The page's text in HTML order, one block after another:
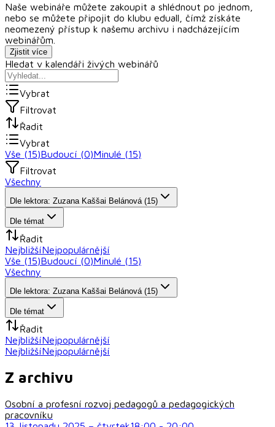
Naše webináře můžete zakoupit a shlédnout po jednom,
nebo se můžete připojit do klubu eduall , čímž získáte
neomezený přístup k našemu archivu i nadcházejícím
webinářům.
Zjistit více
Hledat v kalendáři živých webinářů
Vybrat
Filtrovat
Řadit
Vybrat
Vše (15)Budoucí (0)Minulé (15)
Filtrovat
Všechny
Dle lektora: Zuzana Kaššai Belánová (15)
Dle témat
Řadit
NejbližšíNejpopulárnější
Vše (15)Budoucí (0)Minulé (15)
Všechny
Dle lektora: Zuzana Kaššai Belánová (15)
Dle témat
Řadit
NejbližšíNejpopulárnější
NejbližšíNejpopulárnější
Z archivu
Osobní a profesní rozvoj pedagogů a pedagogických
pracovníku